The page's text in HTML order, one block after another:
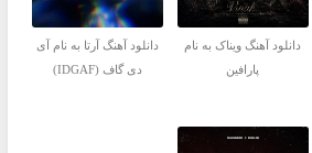
دانلود آهنگ ویناک به نام
پارافین
دانلود آهنگ آرتا به نام آی
دی گاف (IDGAF)